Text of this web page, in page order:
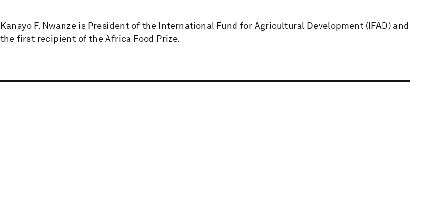
Kanayo F. Nwanze is President of the International Fund for Agricultural Development (IFAD) and
the first recipient of the Africa Food Prize.